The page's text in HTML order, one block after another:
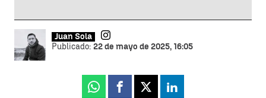
Juan Sola
Publicado: 22 de mayo de 2025, 16:05
Whatsapp
Facebook
X Linkedin